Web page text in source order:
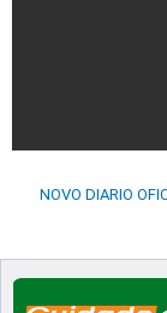
NOVO DIARIO